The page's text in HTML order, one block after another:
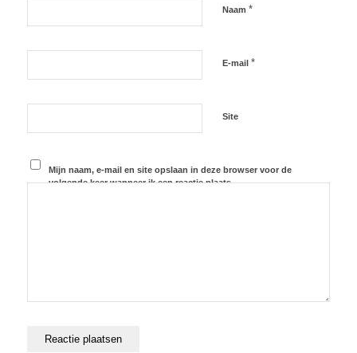
Naam *
E-mail *
Site
Mijn naam, e-mail en site opslaan in deze browser voor de
volgende keer wanneer ik een reactie plaats.